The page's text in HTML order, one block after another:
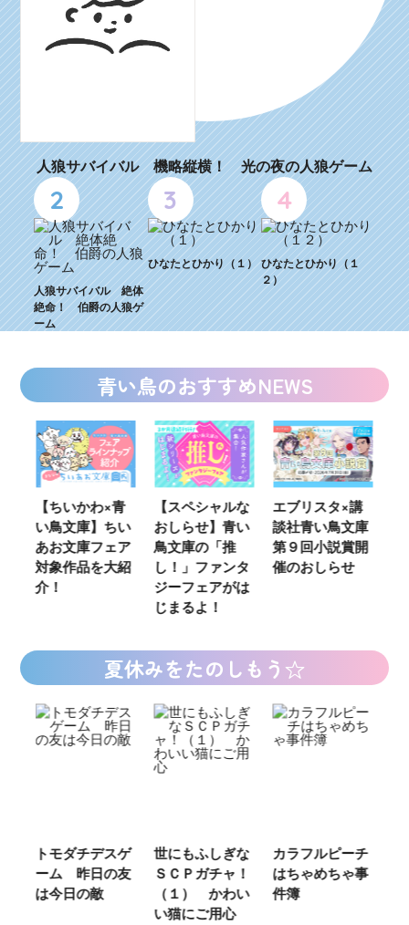
人狼サバイバル 機略縦横！ 光の夜の人狼ゲーム
2
人狼サバイバル 絶体
絶命！ 伯爵の人狼ゲ
ーム
3
ひなたとひかり（１）
4
ひなたとひかり（１
２）
青い鳥のおすすめNEWS
【ちいかわ×青
い鳥文庫】ちい
あお文庫フェア
対象作品を大紹
介！
【スペシャルな
おしらせ】青い
鳥文庫の「推
し！」ファンタ
ジーフェアがは
じまるよ！
エブリスタ×講
談社青い鳥文庫
第９回小説賞開
催のおしらせ
夏休みをたのしもう☆
トモダチデスゲ
ーム 昨日の友
は今日の敵
世にもふしぎな
ＳＣＰガチャ！
（１） かわい
い猫にご用心
カラフルピーチ
はちゃめちゃ事
件簿